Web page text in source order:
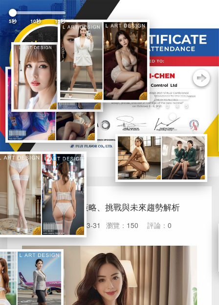
Previous
1 2 3 4 5
5秒 10秒 15秒
BLOG首頁
環境消毒實踐：策略、挑戰與未來趨勢解析
日期：2024-03-31 瀏覽： 150 評論： 0